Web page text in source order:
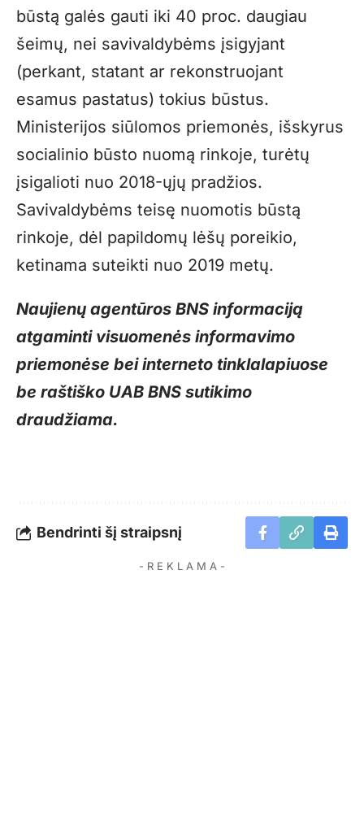
būstą galės gauti iki 40 proc. daugiau
šeimų, nei savivaldybėms įsigyjant
(perkant, statant ar rekonstruojant
esamus pastatus) tokius būstus.
Ministerijos siūlomos priemonės, išskyrus
socialinio būsto nuomą rinkoje, turėtų
įsigalioti nuo 2018-ųjų pradžios.
Savivaldybėms teisę nuomotis būstą
rinkoje, dėl papildomų lėšų poreikio,
ketinama suteikti nuo 2019 metų.
Naujienų agentūros BNS informaciją
atgaminti visuomenės informavimo
priemonėse bei interneto tinklalapiuose
be raštiško UAB BNS sutikimo
draudžiama.
Bendrinti šį straipsnį
- R E K L A M A -